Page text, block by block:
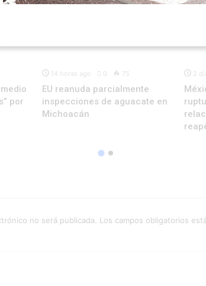
BY REDACCIÓN
por
14 horas ago 0 75
EU reanuda parcialmente
inspecciones de aguacate en
Michoacán
2
no será publicada. Los campos obligatorios